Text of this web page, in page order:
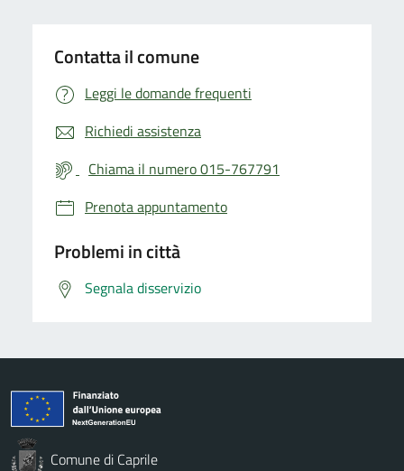
Contatta il comune
Leggi le domande frequenti
Richiedi assistenza
Chiama il numero 015-767791
Prenota appuntamento
Problemi in città
Segnala disservizio
Comune di Caprile